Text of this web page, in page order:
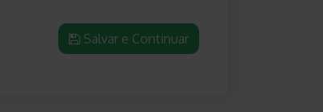
Salvar e Continuar